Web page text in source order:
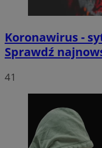
Koronawirus -
Sprawdź
41